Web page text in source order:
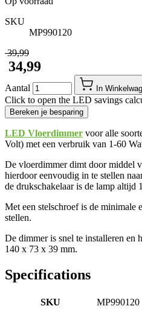
SKU
MP990120
​ 39,99
​ 34,99
Aantal In
Click to open the LED savings
Bereken je besparing
LED Vloerdimmer voor alle
Volt) met een verbruik van 1-60
De vloerdimmer dimt door middel
hierdoor eenvoudig in te stellen
de drukschakelaar is de lamp altijd
Met een stelschroef is de minimale
stellen.
De dimmer is snel te installeren en
140 x 73 x 39 mm.
Specifications
SKU
MP990120